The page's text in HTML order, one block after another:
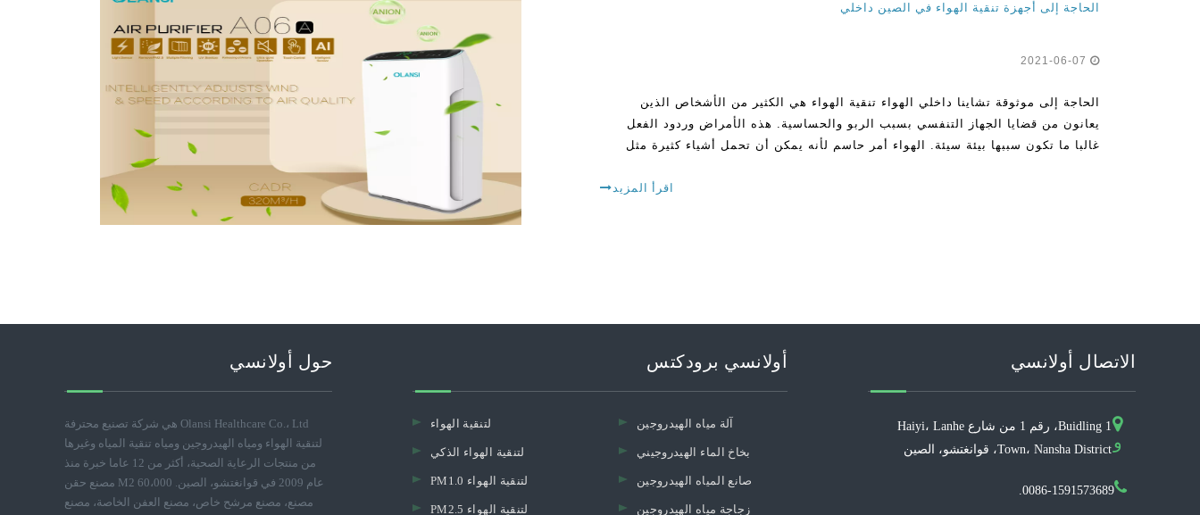
الحاجة إلى أجهزة تنقية الهواء في الصين داخلي
الحاجة إلى موثوقة تشاينا داخلي الهواء تنقية الهواء هي الكثير من الأشخاص الذين
يعانون من قضايا الجهاز التنفسي بسبب الربو والحساسية. هذه الأمراض وردود الفعل
غالبا ما تكون سببها بيئة سيئة. الهواء أمر حاسم لأنه يمكن أن تحمل أشياء كثيرة مثل
اقرأ المزيد
حول أولانسي
Olansi Healthcare Co.، Ltd هي شركة تصنيع محترفة
لتنقية الهواء ومياه الهيدروجين ومياه تنقية المياه وغيرها
من منتجات الرعاية الصحية، أكثر من 12 عاما خبرة منذ
عام 2009 في قوانغتشو، الصين. 60،000 M2 مصنع حقن
مصنع، مصنع مرشح خاص، مصنع العفن الخاصة، مصنع
أولانسي برودكتس
لتنقية الهواء
لتنقية الهواء الذكي
PM1.0 لتنقية الهواء
PM2.5 لتنقية الهواء
آلة مياه الهيدروجين
بخاخ الماء الهيدروجيني
صانع المياه الهيدروجين
زجاجة مياه الهيدروجين
الاتصال أولانسي
و
Buidling 1، رقم 1 من شارع Haiyi، Lanhe
Town، Nansha District، قوانغتشو، الصين
0086-1591573689.